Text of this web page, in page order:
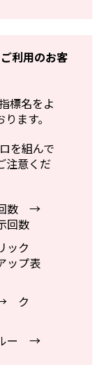
利用のお客
標名をよ
ます。
を組んで
注意くだ
回数 →
回数
ック
プ表
ク
ルー →